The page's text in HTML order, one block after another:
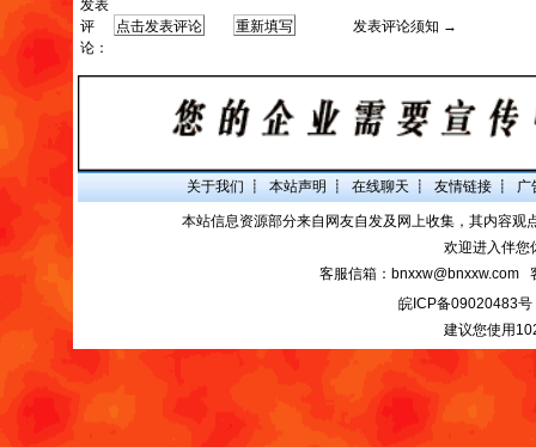
发表
评
论：
发表评论须知 →
关于我们 ┋ 本站声明 ┋ 在线聊天 ┋ 友情链接 ┋ 广
本站信息资源部分来自网友自发及网上收集，其内容
欢迎进入伴您
客服信箱：bnxxw@bnxxw.com
皖ICP备09020483号
建议您使用